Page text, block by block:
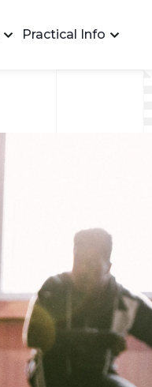
Practical Info